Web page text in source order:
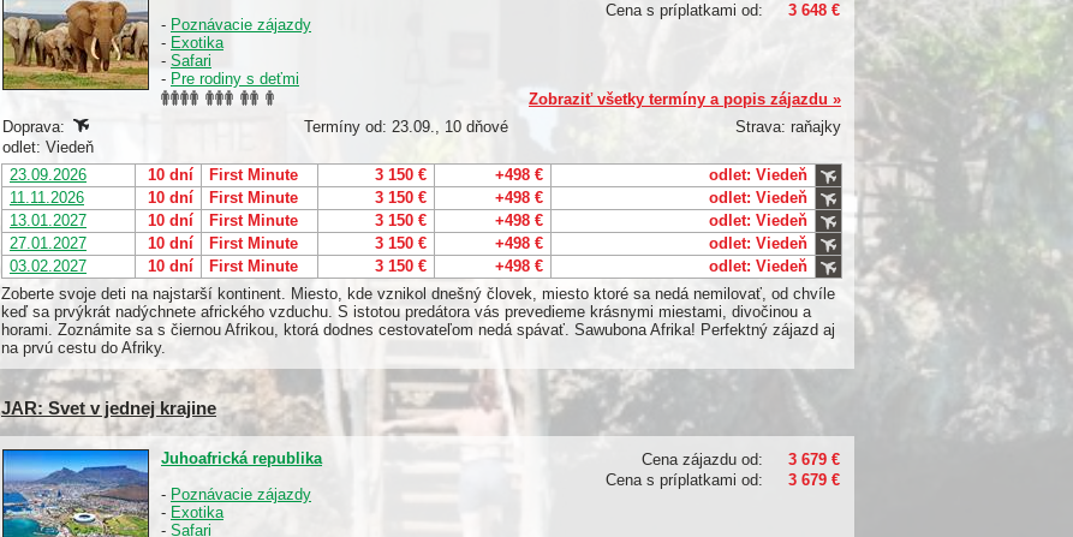
Cena s príplatkami od:
3 648 €
- Poznávacie zájazdy
- Exotika
- Safari
- Pre rodiny s deťmi
Zobraziť všetky termíny a popis zájazdu »
Doprava:
Termíny od: 23.09., 10 dňové
Strava: raňajky
odlet: Viedeň
23.09.2026
10 dní First Minute 3 150 € +498 €
odlet: Viedeň
11.11.2026
10 dní First Minute 3 150 € +498 €
odlet: Viedeň
13.01.2027
10 dní First Minute 3 150 € +498 €
odlet: Viedeň
27.01.2027
10 dní First Minute 3 150 € +498 €
odlet: Viedeň
03.02.2027
10 dní First Minute 3 150 € +498 €
odlet: Viedeň
Zoberte svoje deti na najstarší kontinent. Miesto, kde vznikol dnešný človek, miesto ktoré sa nedá nemilovať, od chvíle
keď sa prvýkrát nadýchnete afrického vzduchu. S istotou predátora vás prevedieme krásnymi miestami, divočinou a
horami. Zoznámite sa s čiernou Afrikou, ktorá dodnes cestovateľom nedá spávať. Sawubona Afrika! Perfektný zájazd aj
na prvú cestu do Afriky.
JAR: Svet v jednej krajine
Cena zájazdu od:
3 679 €
Cena s príplatkami od:
3 679 €
Juhoafrická republika
- Poznávacie zájazdy
- Exotika
- Safari